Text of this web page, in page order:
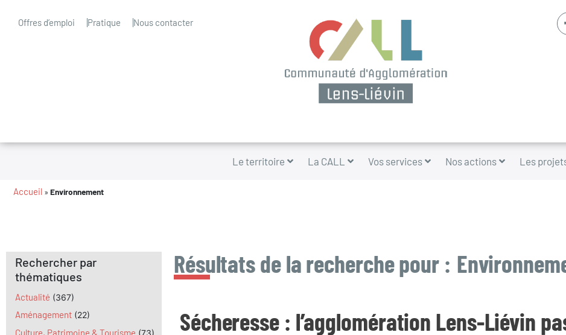
Offres d’emploi Pratique Nous contacter
Le territoire La CALL Vos services Nos actions Les
Accueil » Environnement
Rechercher par
thématiques
Actualité (367)
Aménagement (22)
Culture, Patrimoine & Tourisme (73)
Résultats de la recherche pour :
Sécheresse : l’agglomération Lens-Liévin